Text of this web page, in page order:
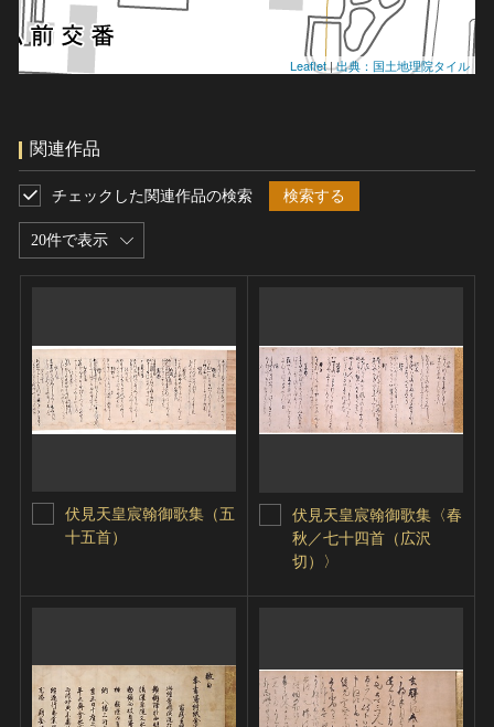
Leaflet|出典：国土地理院タイル
関連作品
20件で表示
チェックした関連作品の検索 検索する
伏見天皇宸翰御歌集（五
十五首）
伏見天皇宸翰御歌集〈春
秋／七十四首（広沢
切）〉